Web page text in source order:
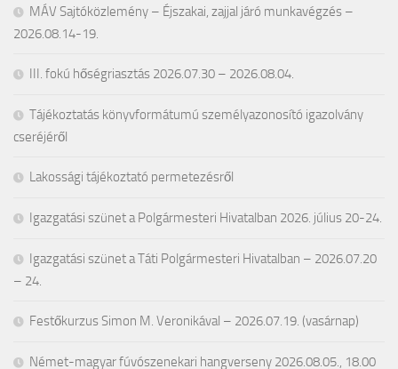
MÁV Sajtóközlemény – Éjszakai, zajjal járó munkavégzés –
2026.08.14-19.
III. fokú hőségriasztás 2026.07.30 – 2026.08.04.
Tájékoztatás könyvformátumú személyazonosító igazolvány
cseréjéről
Lakossági tájékoztató permetezésről
Igazgatási szünet a Polgármesteri Hivatalban 2026. július 20-24.
Igazgatási szünet a Táti Polgármesteri Hivatalban – 2026.07.20
– 24.
Festőkurzus Simon M. Veronikával – 2026.07.19. (vasárnap)
Német-magyar fúvószenekari hangverseny 2026.08.05., 18.00